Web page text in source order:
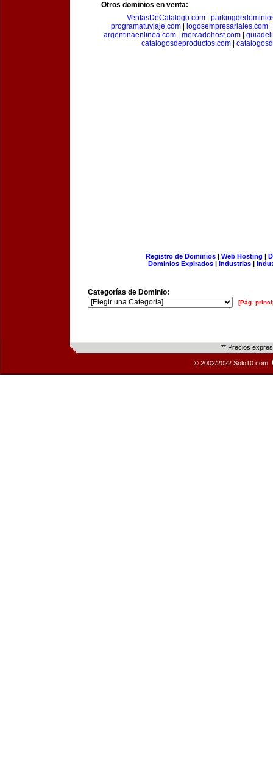
Otros dominios en venta:
VentasDeCatalogo.com|
programatuviaje.com| logosempresariales.com|
argentinaenlinea.com| mercadohost.com|
catalogosdeproductos.com
Registro de Dominios| Web Hosting |
Dominios Expirados | Industrias |
Categorías de Dominio:
[Pág.
** Precios
© 2002/2022 Solo10.com